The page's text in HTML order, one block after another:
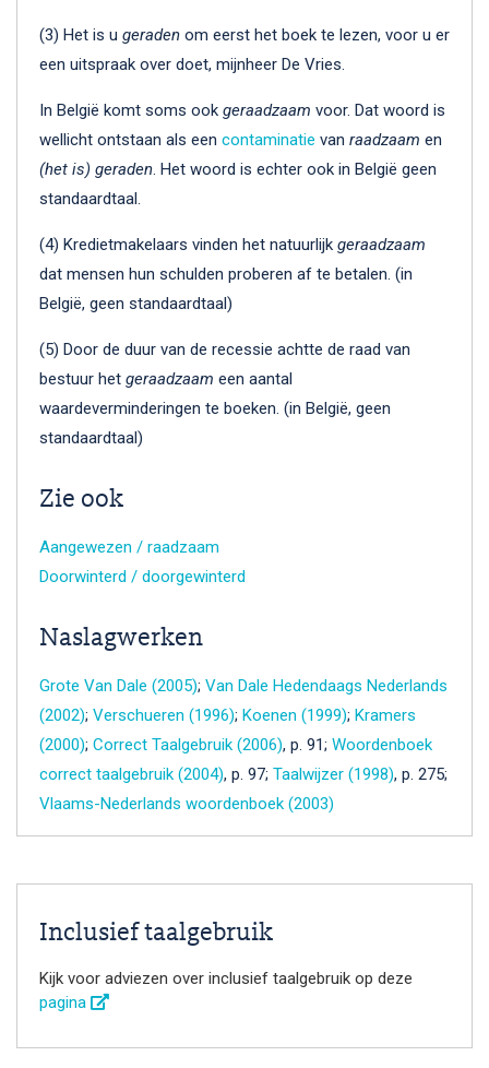
(3) Het is u geraden om eerst het boek te lezen, voor u er
een uitspraak over doet, mijnheer De Vries.
In België komt soms ook geraadzaam voor. Dat woord is
wellicht ontstaan als een contaminatie van raadzaam en
(het is) geraden. Het woord is echter ook in België geen
standaardtaal.
(4) Kredietmakelaars vinden het natuurlijk geraadzaam
dat mensen hun schulden proberen af te betalen. (in
België, geen standaardtaal)
(5) Door de duur van de recessie achtte de raad van
bestuur het geraadzaam een aantal
waardeverminderingen te boeken. (in België, geen
standaardtaal)
Zie ook
Aangewezen / raadzaam
Doorwinterd / doorgewinterd
Naslagwerken
Grote Van Dale (2005); Van Dale Hedendaags Nederlands
(2002); Verschueren (1996); Koenen (1999); Kramers
(2000); Correct Taalgebruik (2006), p. 91; Woordenboek
correct taalgebruik (2004), p. 97; Taalwijzer (1998), p. 275;
Vlaams-Nederlands woordenboek (2003)
Inclusief taalgebruik
Kijk voor adviezen over inclusief taalgebruik op deze
pagina